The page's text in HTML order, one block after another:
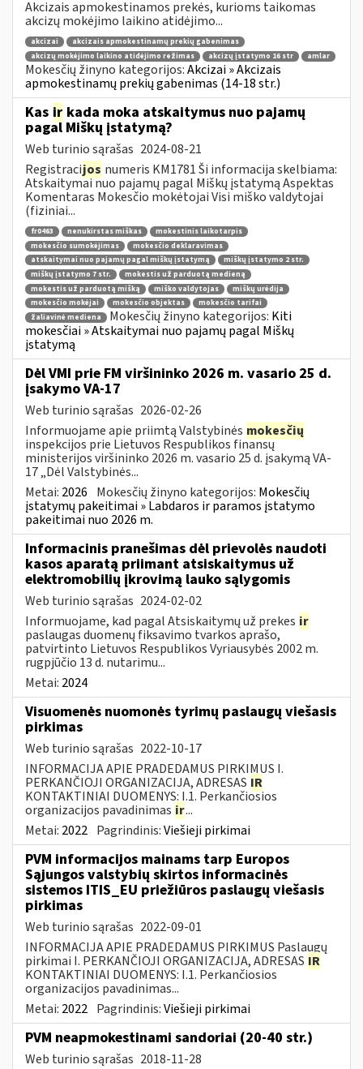
Akcizais apmokestinamos prekės, kurioms taikomas
akcizų mokėjimo laikino atidėjimo...
akcizai
akcizais apmokestinamų prekių gabenimas
akcizų mokėjimo laikino atidėjimo režimas
akcizų įstatymo 16 str amlar
Mokesčių žinyno kategorijos:Akcizai » Akcizais
apmokestinamų prekių gabenimas (14-18 str.)
Kas ir kada moka atskaitymus nuo pajamų
pagal Miškų įstatymą?
Web turinio sąrašas 2024-08-21
Registracijos numeris KM1781 Ši informacija skelbiama:
Atskaitymai nuo pajamų pagal Miškų įstatymą Aspektas
Komentaras Mokesčio mokėtojai Visi miško valdytojai
(fiziniai...
fr0463 nenukirstas miškas
mokestinis laikotarpis
mokesčio sumokėjimas
mokesčio deklaravimas
atskaitymai nuo pajamų pagal miškų įstatymą
miškų įstatymo 2 str.
miškų įstatymo 7 str.
mokestis už parduotą medieną
mokestis už parduotą mišką
miško valdytojas
miškų urėdija
mokesčio mokėjai
mokesčio objektas
mokesčio tarifai
žaliavinė mediena
Mokesčių žinyno kategorijos: Kiti
mokesčiai » Atskaitymai nuo pajamų pagal Miškų
įstatymą
Dėl VMI prie FM viršininko 2026 m. vasario 25 d.
įsakymo VA-17
Web turinio sąrašas 2026-02-26
Informuojame apie priimtą Valstybinės mokesčių
inspekcijos prie Lietuvos Respublikos finansų
ministerijos viršininko 2026 m. vasario 25 d. įsakymą VA-
17 „Dėl Valstybinės...
Metai: 2026 Mokesčių žinyno kategorijos: Mokesčių
įstatymų pakeitimai » Labdaros ir paramos įstatymo
pakeitimai nuo 2026 m.
Informacinis pranešimas dėl prievolės naudoti
kasos aparatą priimant atsiskaitymus už
elektromobilių įkrovimą lauko sąlygomis
Web turinio sąrašas 2024-02-02
Informuojame, kad pagal Atsiskaitymų už prekes ir
paslaugas duomenų fiksavimo tvarkos aprašo,
patvirtinto Lietuvos Respublikos Vyriausybės 2002 m.
rugpjūčio 13 d. nutarimu...
Metai: 2024
Visuomenės nuomonės tyrimų paslaugų viešasis
pirkimas
Web turinio sąrašas 2022-10-17
INFORMACIJA APIE PRADEDAMUS PIRKIMUS I.
PERKANČIOJI ORGANIZACIJA, ADRESAS IR
KONTAKTINIAI DUOMENYS: I.1. Perkančiosios
organizacijos pavadinimas ir...
Metai: 2022 Pagrindinis:Viešieji pirkimai
PVM informacijos mainams tarp Europos
Sąjungos valstybių skirtos informacinės
sistemos ITIS_EU priežiūros paslaugų viešasis
pirkimas
Web turinio sąrašas 2022-09-01
INFORMACIJA APIE PRADEDAMUS PIRKIMUS Paslaugų
pirkimai I. PERKANČIOJI ORGANIZACIJA, ADRESAS IR
KONTAKTINIAI DUOMENYS: I.1. Perkančiosios
organizacijos pavadinimas...
Metai: 2022 Pagrindinis:Viešieji pirkimai
PVM neapmokestinami sandoriai (20-40 str.)
Web turinio sąrašas 2018-11-28